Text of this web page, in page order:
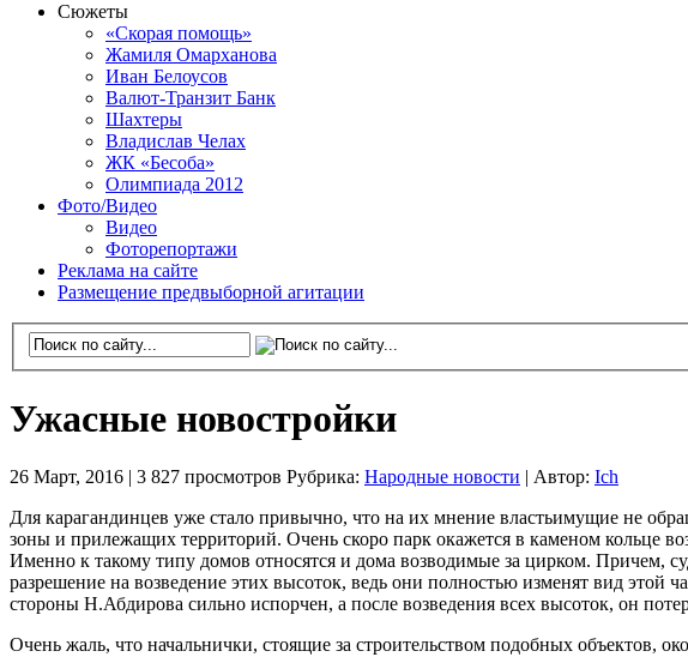
Сюжеты
«Скорая помощь»
Жамиля Омарханова
Иван Белоусов
Валют-Транзит Банк
Шахтеры
Владислав Челах
ЖК «Бесоба»
Олимпиада 2012
Фото/Видео
Видео
Фоторепортажи
Реклама на сайте
Размещение предвыборной агитации
Ужасные новостройки
26 Март, 2016 | 3 827 просмотров Рубрика: Народные новости Автор: Ich
Для карагандинцев уже стало привычно, что на их мнение властьимущие не
зоны и прилежащих территорий. Очень скоро парк окажется в каменом кольце
Именно к такому типу домов относятся и дома возводимые за цирком. Причем,
разрешение на возведение этих высоток, ведь они полностью изменят вид этой
стороны Н.Абдирова сильно испорчен, а после возведения всех высоток, он
Очень жаль, что начальнички, стоящие за строительством подобных объектов,